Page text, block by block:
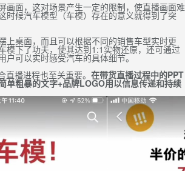
画面，这对场景产生一定的限制，使直播画面难
时候汽车模型（车模）存在的意义就得到了突
上桌面，而且可以根据不同的销售车型实时更
模下了功夫，使其达到1:1实物还原，还可通过
户可以实时感受汽车的具体细节。
播进程也至关重要。 在带货直播过程中的PPT
单粗暴的文字+品牌LOGO用以信息传递和持续